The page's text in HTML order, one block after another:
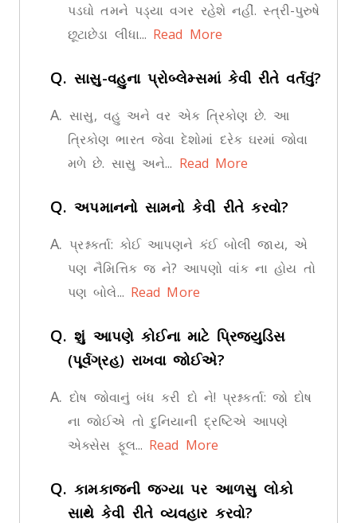
પડઘો તમને પડ્યા વગર રહેશે નહીં. સ્ત્રી-પુરુષે
છૂટાછેડા લીધા... Read More
Q.સાસુ-વહુના પ્રોબ્લેમ્સમાં કેવી રીતે વર્તવું?
A.સાસુ, વહુ અને વર એક ત્રિકોણ છે. આ
ત્રિકોણ ભારત જેવા દેશોમાં દરેક ઘરમાં જોવા
મળે છે. સાસુ અને... Read More
Q.અપમાનનો સામનો કેવી રીતે કરવો?
A. પ્રશ્નકર્તા: કોઈ આપણને કંઈ બોલી જાય, એ
પણ નૈમિત્તિક જ ને? આપણો વાંક ના હોય તો
પણ બોલે... Read More
Q.શું આપણે કોઈના માટે પ્રિજ્યુડિસ
(પૂર્વગ્રહ) રાખવા જોઈએ?
A.દોષ જોવાનું બંધ કરી દો ને! પ્રશ્નકર્તા: જો દોષ
ના જોઈએ તો દુનિયાની દ્રષ્ટિએ આપણે
એક્સેસ ફૂલ... Read More
Q.કામકાજની જગ્યા પર આળસુ લોકો
સાથે કેવી રીતે વ્યવહાર કરવો?